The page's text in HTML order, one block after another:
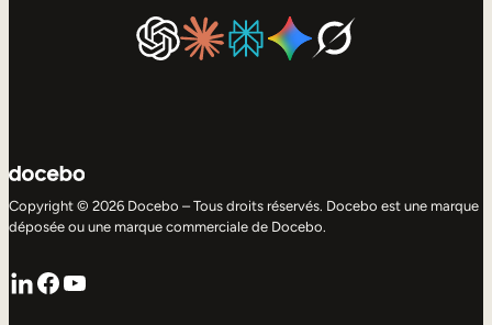
Copyright © 2026 Docebo – Tous droits réservés. Docebo est une marque
déposée ou une marque commerciale de Docebo.
LinkedIn
Facebook
YouTube